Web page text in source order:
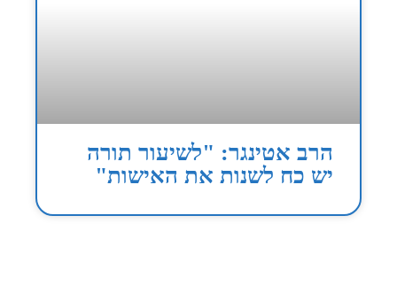
הרב אטינגר: "לשיעור תורה
יש כח לשנות את האישות"